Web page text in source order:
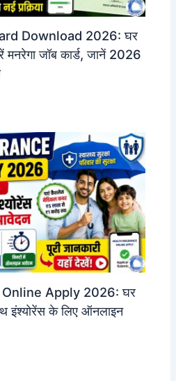
Download 2026: घर
मनरेगा जॉब कार्ड, जानें 2026
Apply 2026: घर
के लिए ऑनलाइन